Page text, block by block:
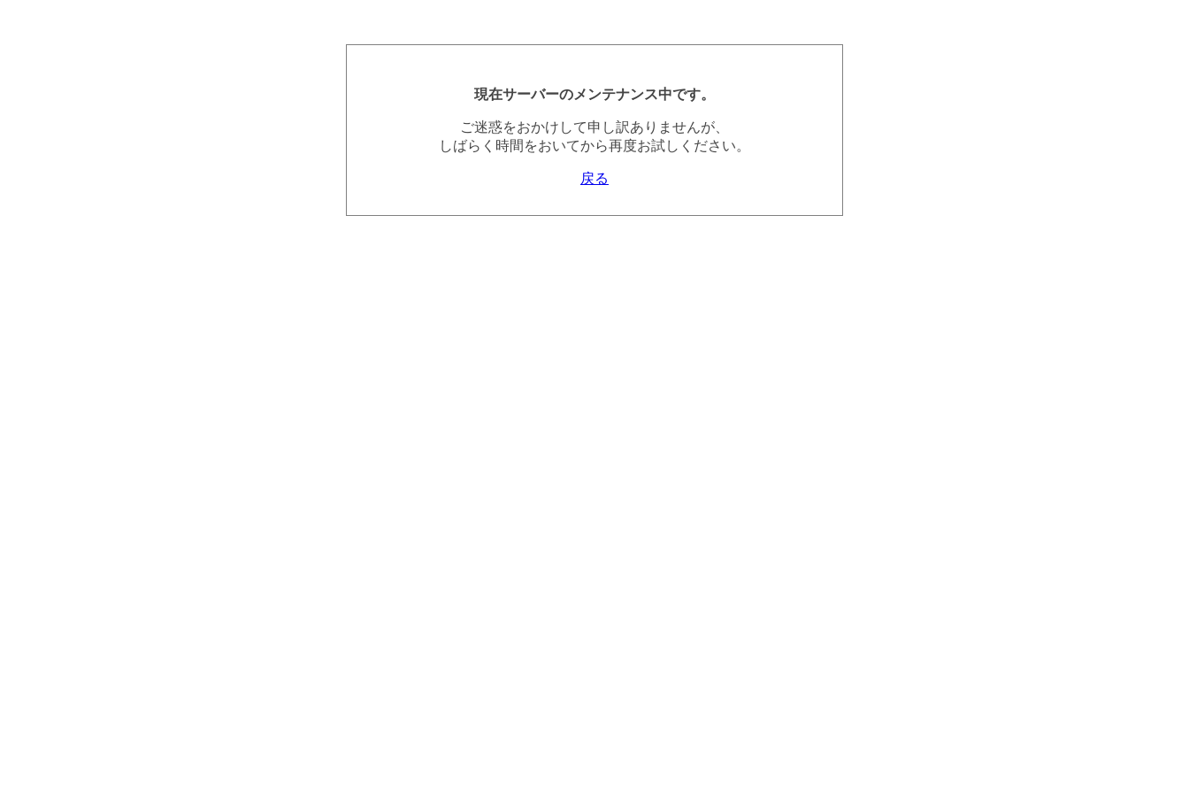
現在サーバーのメンテナンス中です。
ご迷惑をおかけして申し訳ありませんが、
しばらく時間をおいてから再度お試しください。
戻る